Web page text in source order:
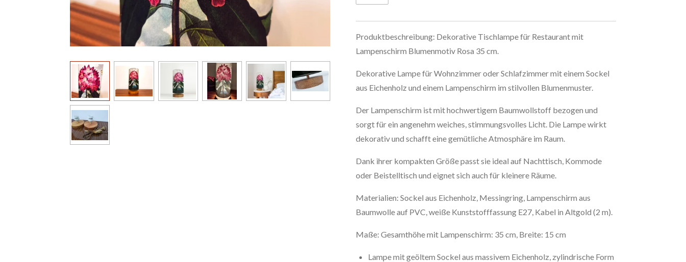
Produktbeschreibung: Dekorative Tischlampe für Restaurant mit
Lampenschirm Blumenmotiv Rosa 35 cm.
Dekorative Lampe für Wohnzimmer oder Schlafzimmer mit einem Sockel
aus Eichenholz und einem Lampenschirm im stilvollen Blumenmuster.
Der Lampenschirm ist mit hochwertigem Baumwollstoff bezogen und
sorgt für ein angenehm weiches, stimmungsvolles Licht. Die Lampe wirkt
dekorativ und schafft eine gemütliche Atmosphäre im Raum.
Dank ihrer kompakten Größe passt sie ideal auf Nachttisch, Kommode
oder Beistelltisch und eignet sich auch für kleinere Räume.
Materialien: Sockel aus Eichenholz, Messingring, Lampenschirm aus
Baumwolle auf PVC, weiße Kunststofffassung E27, Kabel in Altgold (2 m).
Maße: Gesamthöhe mit Lampenschirm: 35 cm, Breite: 15 cm
Lampe mit geöltem Sockel aus massivem Eichenholz, zylindrische Form